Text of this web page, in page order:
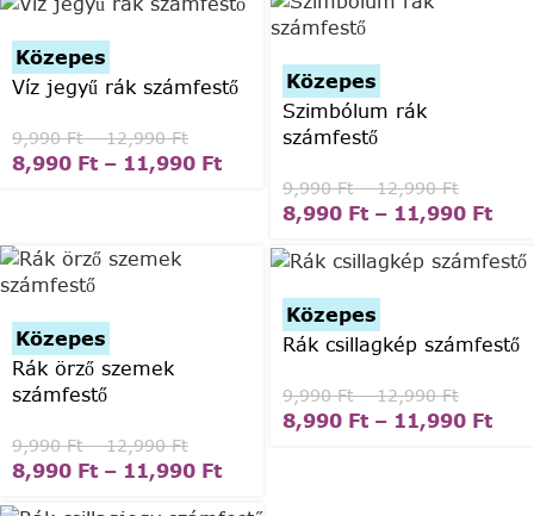
Közepes
Víz jegyű rák számfestő
9,990Ft – 12,990Ft
8,990 Ft – 11,990 Ft
Közepes
Szimbólum rák
számfestő
9,990Ft – 12,990Ft
8,990 Ft – 11,990 Ft
Közepes
Rák örző szemek
számfestő
9,990Ft – 12,990Ft
8,990 Ft – 11,990 Ft
Közepes
Rák csillagkép számfestő
9,990Ft – 12,990Ft
8,990 Ft – 11,990 Ft